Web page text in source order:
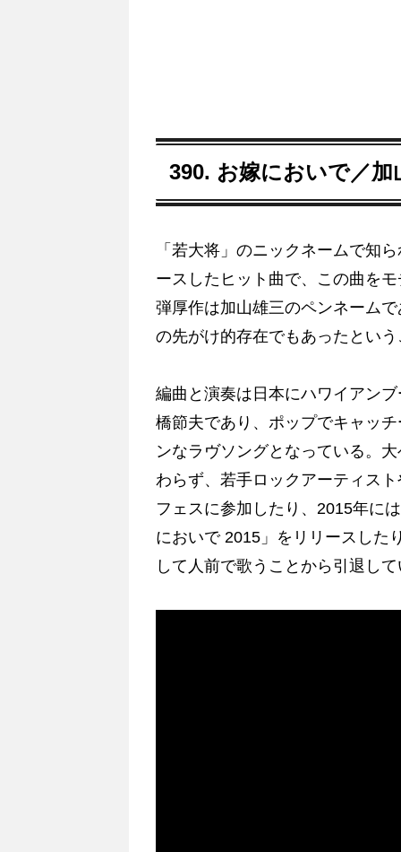
390. お嫁においで／加
「若大将」のニックネームで知
ースしたヒット曲で、この曲を
弾厚作は加山雄三のペンネーム
の先がけ的存在でもあったとい
編曲と演奏は日本にハワイアン
橋節夫であり、ポップでキャッ
ンなラヴソングとなっている。
わらず、若手ロックアーティス
フェスに参加したり、2015年に
においで 2015」をリリースした
して人前で歌うことから引退し